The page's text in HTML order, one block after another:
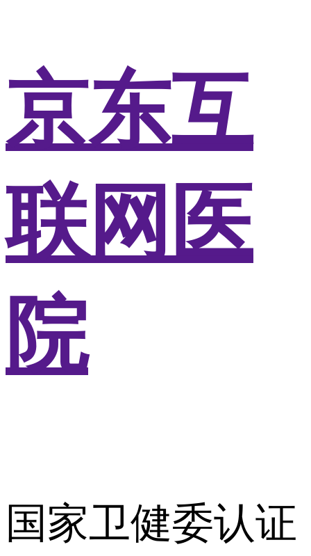
京东互
联网医
院
国家卫健委认证